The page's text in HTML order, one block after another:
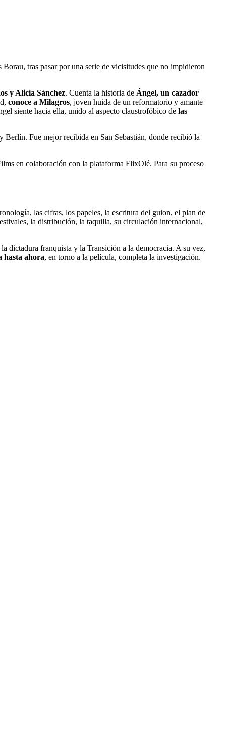
tras pasar por una serie de vicisitudes que no impidieron
y Alicia Sánchez. Cuenta la historia de Ángel, un cazador
conoce a Milagros, joven huida de un reformatorio y amante
siente hacia ella, unido al aspecto claustrofóbico de las
Berlín. Fue mejor recibida en San Sebastián, donde recibió la
en colaboración con la plataforma FlixOlé. Para su proceso
las cifras, los papeles, la escritura del guion, el plan de
la distribución, la taquilla, su circulación internacional,
dictadura franquista y la Transición a la democracia. A su vez,
hasta ahora, en torno a la película, completa la investigación.